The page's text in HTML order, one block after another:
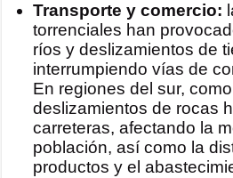
Transporte y comercio:
torrenciales han
ríos y deslizamientos de
interrumpiendo vías de
En regiones del sur,
deslizamientos de rocas
carreteras, afectando la
población, así como la
productos y el